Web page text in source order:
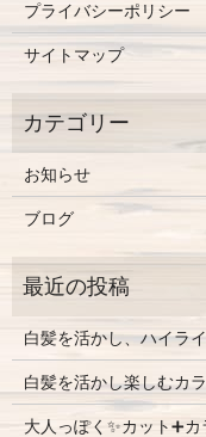
プライバシーポリシー
サイトマップ
お知らせ
ブログ
白髪を活かし、ハイラ
白髪を活かし楽しむカ
大人っぽく✨カット➕